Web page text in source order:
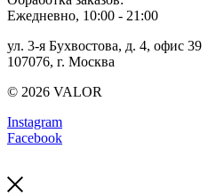
Ежедневно, 10:00 - 21:00
ул. 3-я Бухвостова, д. 4, офис 39
107076, г. Москва
© 2026 VALOR
Instagram
Facebook